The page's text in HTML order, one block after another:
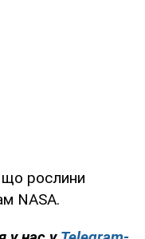
що рослини
NASA.